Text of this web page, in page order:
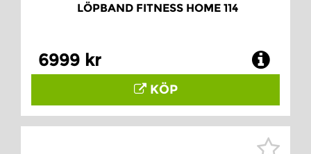
LÖPBAND FITNESS HOME 114
6999 kr
KÖP